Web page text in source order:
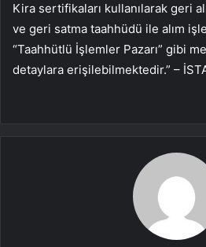
Kira sertifikaları kullanılarak geri
ve geri satma taahhüdü ile alım
“Taahhütlü İşlemler Pazarı” gibi
detaylara erişilebilmektedir.” –